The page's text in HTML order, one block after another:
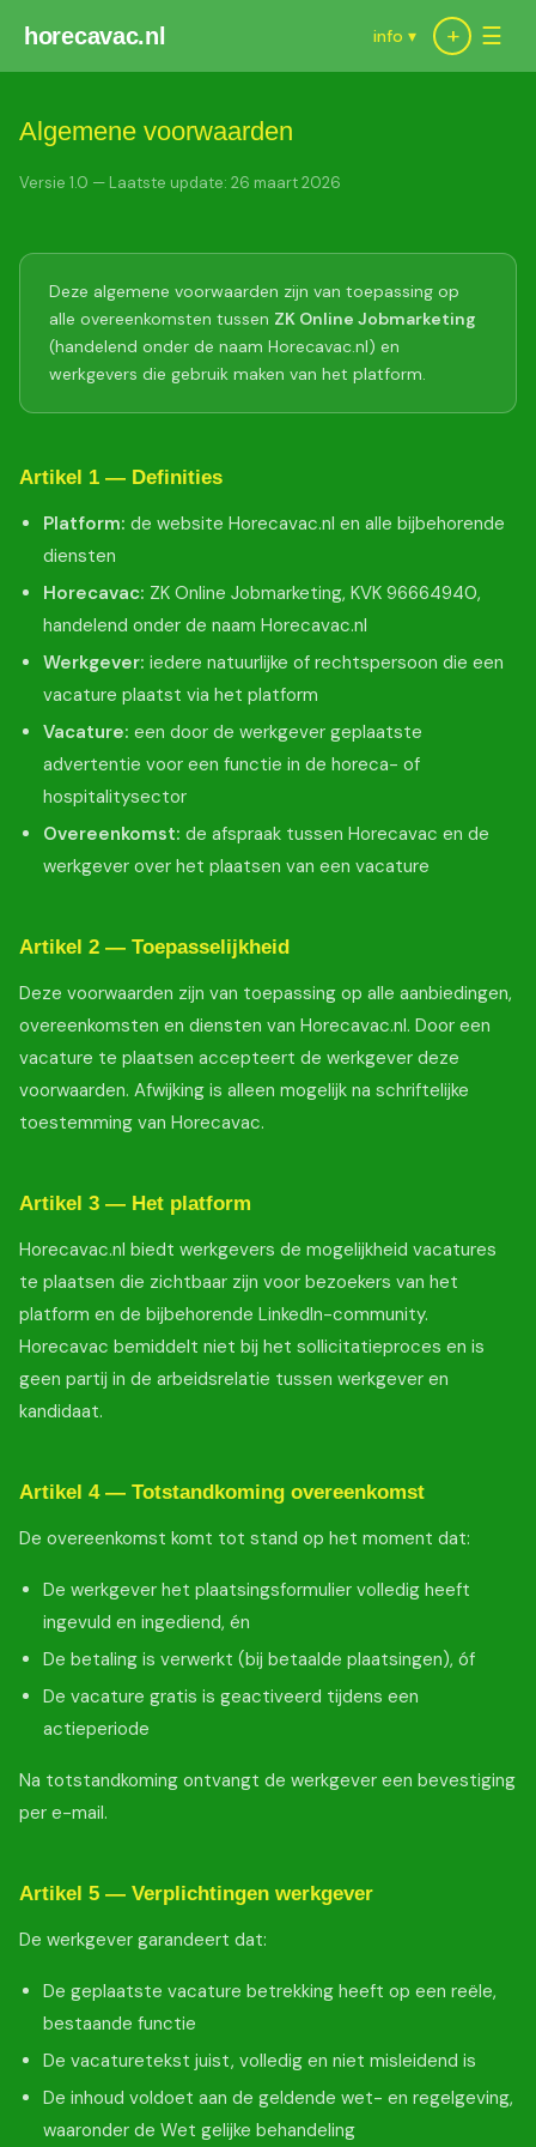
horecavac.nl info ▾ + ☰
Algemene voorwaarden
Versie 1.0 — Laatste update: 26 maart 2026
Deze algemene voorwaarden zijn van toepassing op
alle overeenkomsten tussen ZK Online Jobmarketing
(handelend onder de naam Horecavac.nl) en
werkgevers die gebruik maken van het platform.
Artikel 1 — Definities
Platform: de website Horecavac.nl en alle bijbehorende
diensten
Horecavac: ZK Online Jobmarketing, KVK 96664940,
handelend onder de naam Horecavac.nl
Werkgever: iedere natuurlijke of rechtspersoon die een
vacature plaatst via het platform
Vacature: een door de werkgever geplaatste
advertentie voor een functie in de horeca- of
hospitalitysector
Overeenkomst: de afspraak tussen Horecavac en de
werkgever over het plaatsen van een vacature
Artikel 2 — Toepasselijkheid
Deze voorwaarden zijn van toepassing op alle aanbiedingen,
overeenkomsten en diensten van Horecavac.nl. Door een
vacature te plaatsen accepteert de werkgever deze
voorwaarden. Afwijking is alleen mogelijk na schriftelijke
toestemming van Horecavac.
Artikel 3 — Het platform
Horecavac.nl biedt werkgevers de mogelijkheid vacatures
te plaatsen die zichtbaar zijn voor bezoekers van het
platform en de bijbehorende LinkedIn-community.
Horecavac bemiddelt niet bij het sollicitatieproces en is
geen partij in de arbeidsrelatie tussen werkgever en
kandidaat.
Artikel 4 — Totstandkoming overeenkomst
De overeenkomst komt tot stand op het moment dat:
De werkgever het plaatsingsformulier volledig heeft
ingevuld en ingediend, én
De betaling is verwerkt (bij betaalde plaatsingen), óf
De vacature gratis is geactiveerd tijdens een
actieperiode
Na totstandkoming ontvangt de werkgever een bevestiging
per e-mail.
Artikel 5 — Verplichtingen werkgever
De werkgever garandeert dat:
De geplaatste vacature betrekking heeft op een reële,
bestaande functie
De vacaturetekst juist, volledig en niet misleidend is
De inhoud voldoet aan de geldende wet- en regelgeving,
waaronder de Wet gelijke behandeling